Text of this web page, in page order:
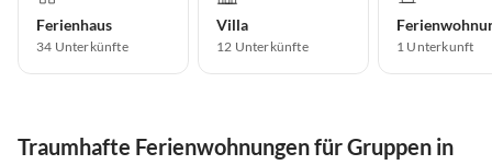
Ferienhaus
34 Unterkünfte
Villa
12 Unterkünfte 1 Unterkunft
Traumhafte Ferienwohnungen für Gruppen in